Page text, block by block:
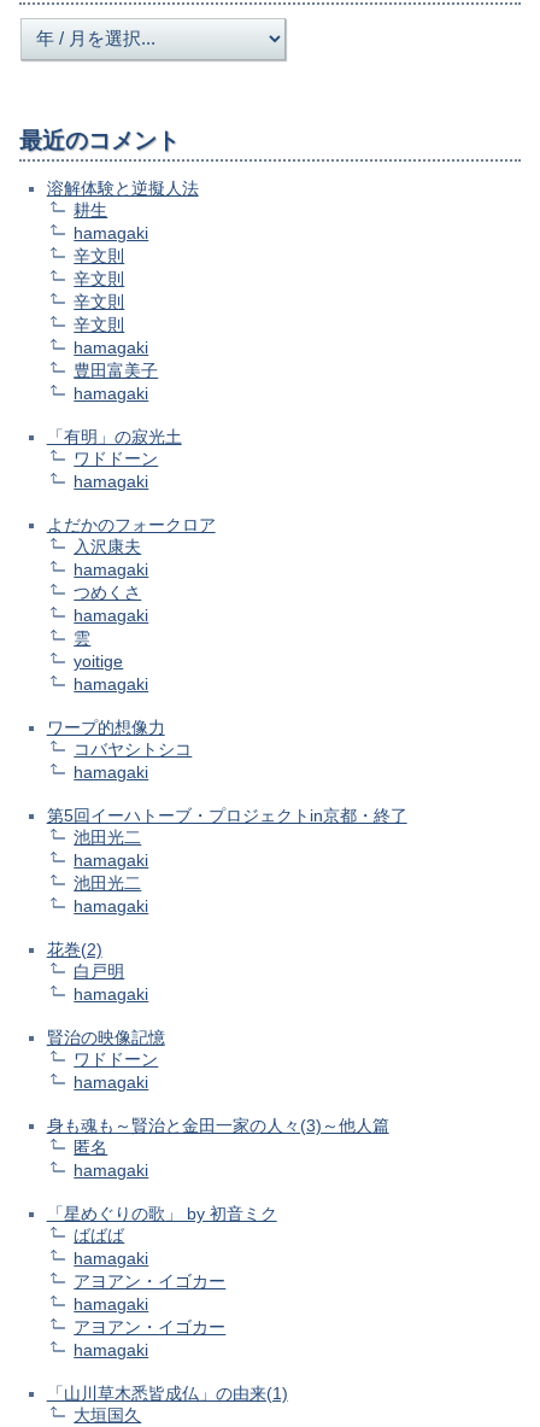
最近のコメント
溶解体験と逆擬人法
耕生
hamagaki
辛文則
辛文則
辛文則
辛文則
hamagaki
豊田富美子
hamagaki
「有明」の寂光土
ワドドーン
hamagaki
よだかのフォークロア
入沢康夫
hamagaki
つめくさ
hamagaki
雲
yoitige
hamagaki
ワープ的想像力
コバヤシトシコ
hamagaki
第5回イーハトーブ・プロジェクトin京都・終了
池田光二
hamagaki
池田光二
hamagaki
花巻(2)
白戸明
hamagaki
賢治の映像記憶
ワドドーン
hamagaki
身も魂も～賢治と金田一家の人々(3)～他人篇
匿名
hamagaki
「星めぐりの歌」 by 初音ミク
ばばば
hamagaki
アヨアン・イゴカー
hamagaki
アヨアン・イゴカー
hamagaki
「山川草木悉皆成仏」の由来(1)
大垣国久